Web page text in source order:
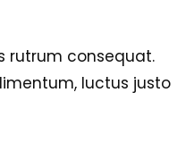
rutrum consequat.
luctus justo